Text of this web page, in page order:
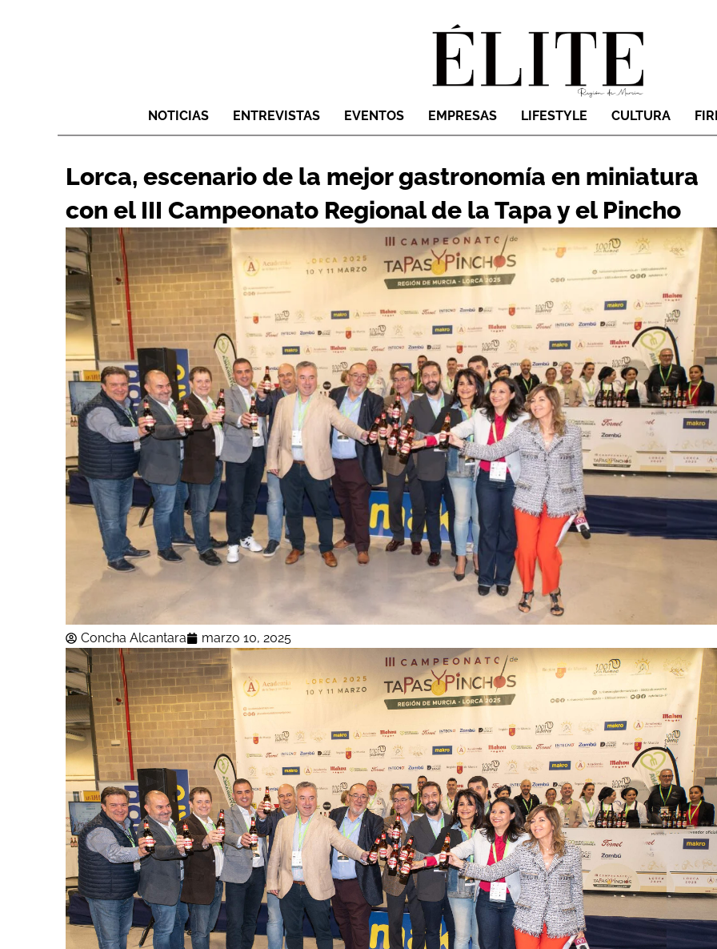
NOTICIAS ENTREVISTAS EVENTOS EMPRESAS LIFESTYLE CULTURA
Lorca, escenario de la mejor gastronomía en miniatura
con el III Campeonato Regional de la Tapa y el Pincho
Concha Alcantara marzo 10, 2025